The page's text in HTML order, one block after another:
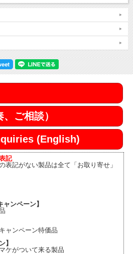
ご相談）
(English)
記
表記がない製品は全て「お取り寄せ」
ンペーン】
ャンペーン特価品
】
ケがついて来る製品